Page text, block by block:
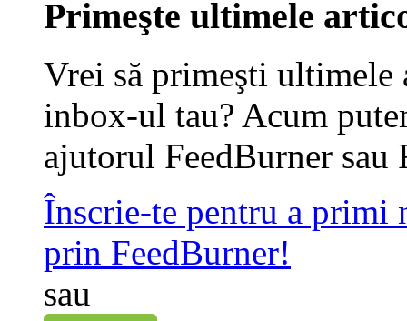
Primeşte ultimele
Vrei să primeşti
inbox-ul tau? Acum
ajutorul FeedBurner sau
Înscrie-te pentru a primi
prin FeedBurner!
sau